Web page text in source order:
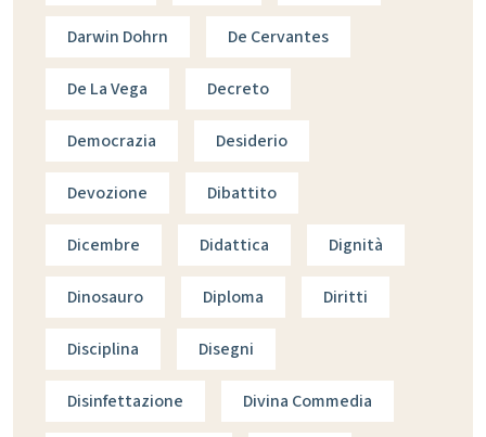
Darwin Dohrn De Cervantes
De La Vega Decreto
Democrazia Desiderio
Devozione Dibattito
Dicembre Didattica Dignità
Dinosauro Diploma Diritti
Disciplina Disegni
Disinfettazione Divina Commedia